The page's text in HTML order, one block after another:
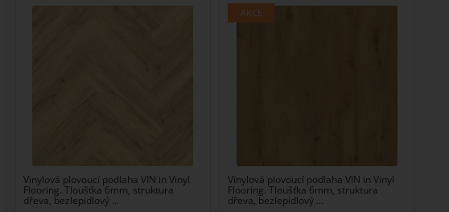
Vinylová plovoucí podlaha VIN in Vinyl
Flooring. Tloušťka 6mm, struktura
dřeva, bezlepidlový ...
Vinylová plovoucí podlaha VIN in Vinyl
Flooring. Tloušťka 6mm, struktura
dřeva, bezlepidlový ...